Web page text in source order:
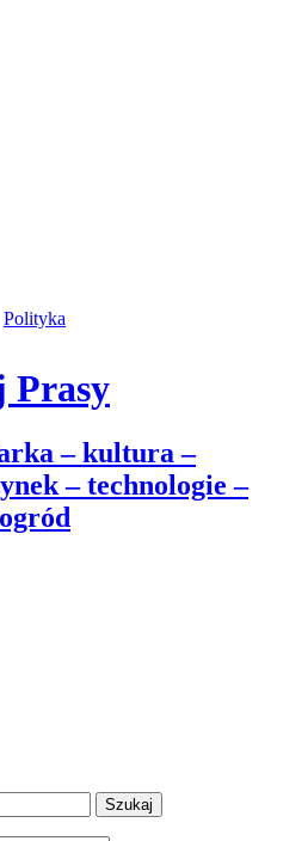
Prasy
– kultura –
– technologie –
Polityka